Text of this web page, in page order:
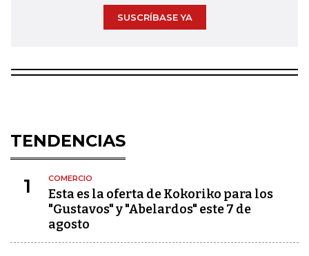
SUSCRÍBASE YA
TENDENCIAS
1 COMERCIO
Esta es la oferta de Kokoriko para los
"Gustavos" y "Abelardos" este 7 de
agosto